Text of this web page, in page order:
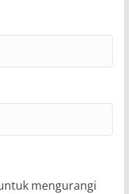
mengurangi